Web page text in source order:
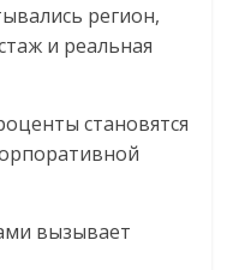
регион,
и реальная
становятся
вызывает